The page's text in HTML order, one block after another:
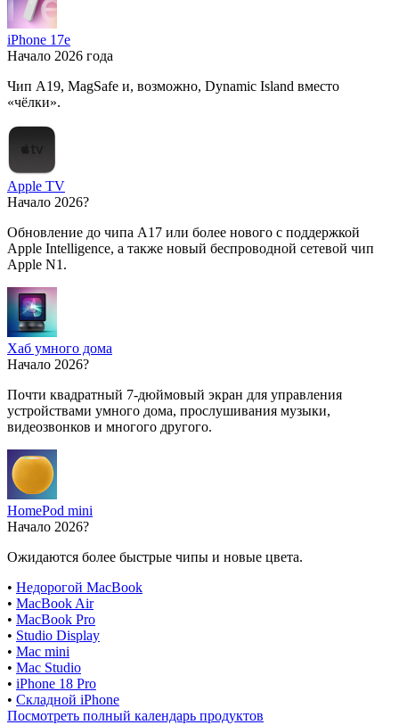
iPhone 17e
Начало 2026 года
Чип A19, MagSafe и, возможно, Dynamic Island вместо
«чёлки».
Apple TV
Начало 2026?
Обновление до чипа A17 или более нового с поддержкой
Apple Intelligence, а также новый беспроводной сетевой чип
Apple N1.
Хаб умного дома
Начало 2026?
Почти квадратный 7-дюймовый экран для управления
устройствами умного дома, прослушивания музыки,
видеозвонков и многого другого.
HomePod mini
Начало 2026?
Ожидаются более быстрые чипы и новые цвета.
• Недорогой MacBook
• MacBook Air
• MacBook Pro
• Studio Display
• Mac mini
• Mac Studio
• iPhone 18 Pro
• Складной iPhone
Посмотреть полный календарь продуктов